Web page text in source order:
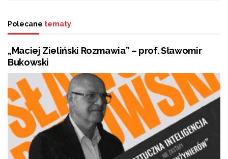
Polecane tematy
„Maciej Zieliński Rozmawia” – prof. Sławomir
Bukowski